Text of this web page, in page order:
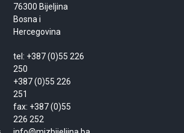
76300 Bijeljina
Bosna i
Hercegovina
tel: +387 (0)55 226
250
+387 (0)55 226
251
fax: +387 (0)55
226 252